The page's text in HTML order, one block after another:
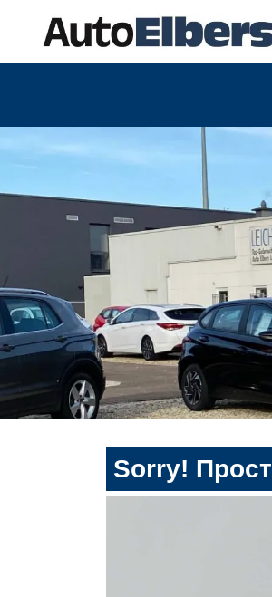
Sorry!